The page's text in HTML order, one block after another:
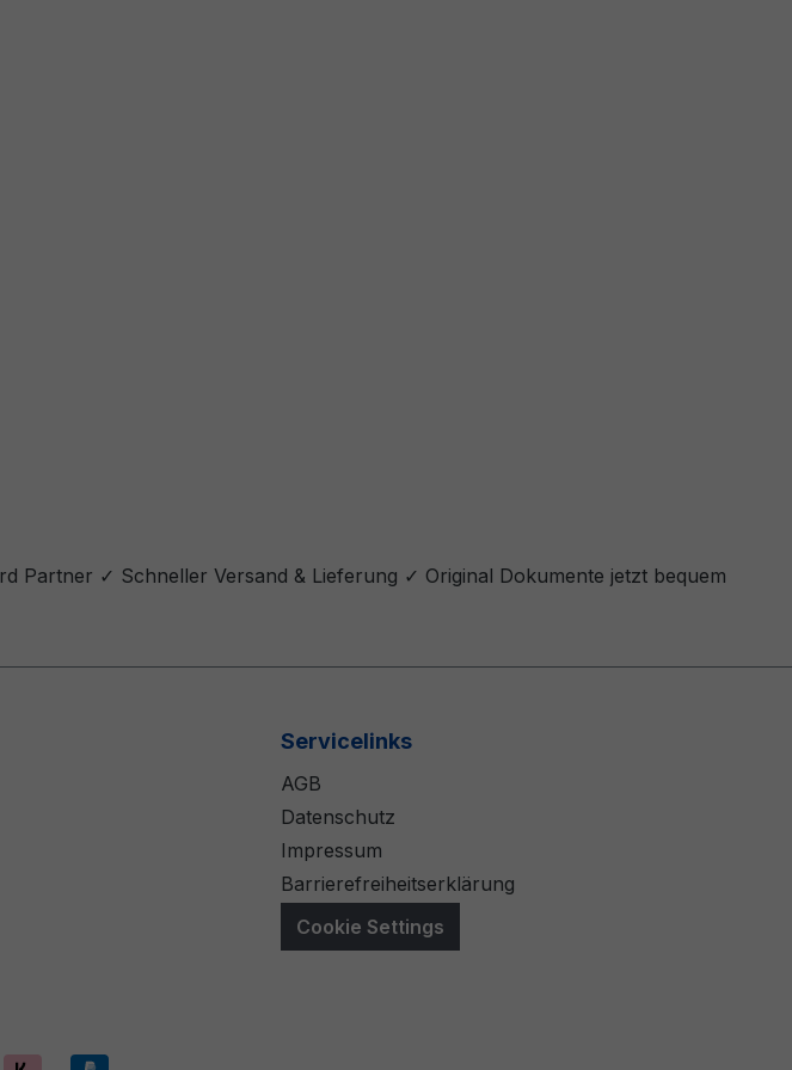
Partner ✓ Schneller Versand & Lieferung ✓ Original Dokumente jetzt bequem
Servicelinks
AGB
Datenschutz
Impressum
Barrierefreiheitserklärung
Cookie Settings